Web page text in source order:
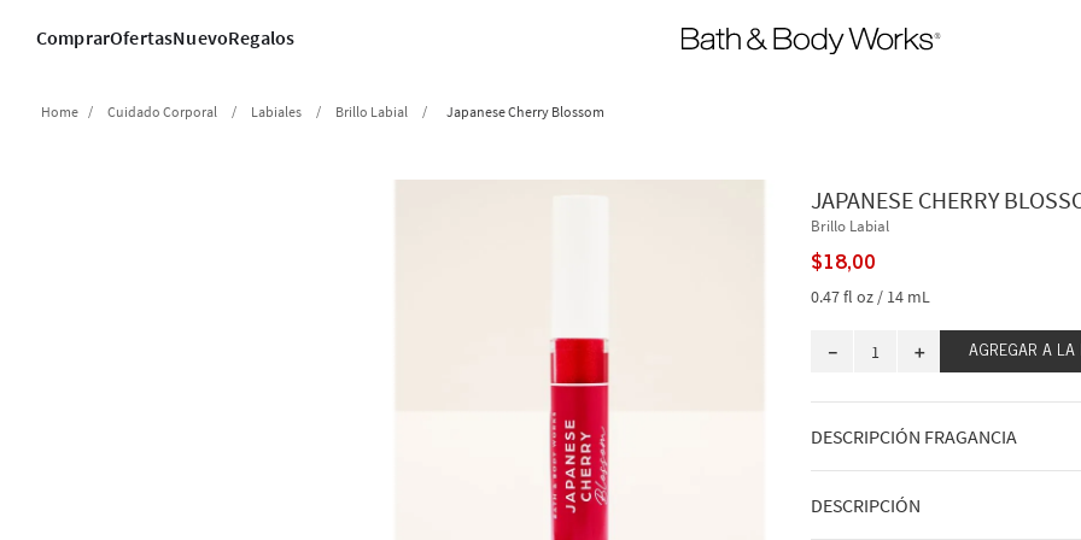
ComprarOfertasNuevoRegalos
Cuidado Corporal Labiales Brillo Labial Japanese Cherry Blossom
JAPANESE CHERRY
Brillo Labial
$18,00
0.47 fl oz / 14 mL
＋
－ AGREGAR A LA
DESCRIPCIÓN FRAGANCIA
Hermosa, atemporal y adorada:
verdaderamente
DESCRIPCIÓN